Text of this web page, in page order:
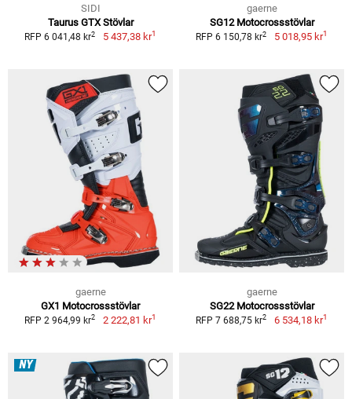
SIDI
Taurus GTX Stövlar
RFP 6 041,48 kr2 5 437,38 kr1
gaerne
SG12 Motocrossstövlar
RFP 6 150,78 kr2 5 018,95 kr1
gaerne
GX1 Motocrossstövlar
RFP 2 964,99 kr2 2 222,81 kr1
gaerne
SG22 Motocrossstövlar
RFP 7 688,75 kr2 6 534,18 kr1
NY